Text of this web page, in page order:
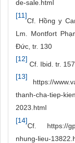
de-sale.html
[11]
Cf. Hồng y
Lm. Montfort
Đức, tr. 130
[12]
Cf. Ibid. tr. 157
[13]
https://
thanh-cha-tiep-
2023.html
[14]
Cf. https://
nhung-lieu-